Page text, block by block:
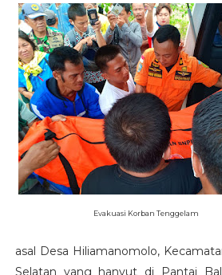
Evakuasi Korban Tenggelam
asal Desa Hiliamanomolo,
Selatan yang hanyut di Pantai